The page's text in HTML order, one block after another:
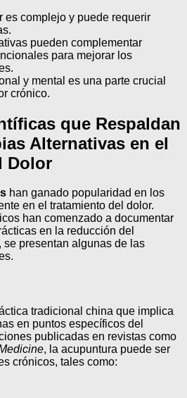
es complejo y puede requerir
pueden complementar
para mejorar los
y mental es una parte crucial
crónico.
que Respaldan
Alternativas en el
Dolor
han ganado popularidad en los
en el tratamiento del dolor.
han comenzado a documentar
en la reducción del
se presentan algunas de las
tradicional china que implica
en puntos específicos del
publicadas en revistas como
, la acupuntura puede ser
crónicos, tales como: